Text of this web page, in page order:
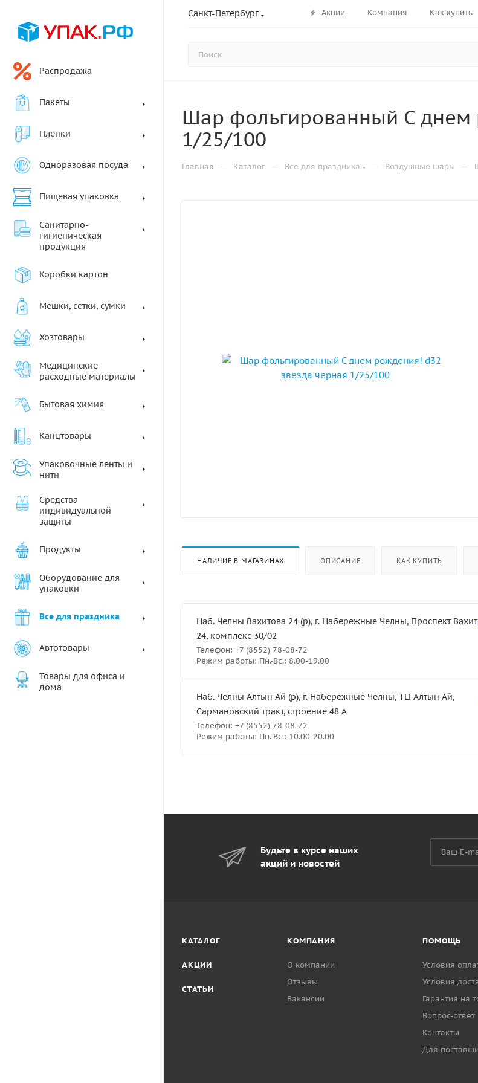
Санкт-Петербург Акции Компания Как купить
Распродажа
Пакеты
Пленки
Одноразовая посуда
Пищевая упаковка
Санитарно-
гигиеническая
продукция
Коробки картон
Мешки, сетки, сумки
Хозтовары
Медицинские
расходные материалы
Бытовая химия
Канцтовары
Упаковочные ленты и
нити
Средства
индивидуальной
защиты
Продукты
Оборудование для
упаковки
Все для праздника
Автотовары
Товары для офиса и
дома
Шар фольгированный С днем
1/25/100
Главная — Каталог — Все для праздника — Воздушные шары —
НАЛИЧИЕ В МАГАЗИНАХ ОПИСАНИЕ КАК КУПИТЬ
Наб. Челны Вахитова 24 (р), г. Набережные Челны, Проспект
24, комплекс 30/02
Телефон: +7 (8552) 78-08-72
Режим работы: Пн.-Вс.: 8.00-19.00
Наб. Челны Алтын Ай (р), г. Набережные Челны, ТЦ Алтын Ай,
Сармановский тракт, строение 48 А
Телефон: +7 (8552) 78-08-72
Режим работы: Пн.-Вс.: 10.00-20.00
Будьте в курсе наших
акций и новостей
КАТАЛОГ
АКЦИИ
СТАТЬИ
КОМПАНИЯ
О компании
Отзывы
Вакансии
ПОМОЩЬ
Условия
Условия
Гарантия на
Вопрос-ответ
Контакты
Для